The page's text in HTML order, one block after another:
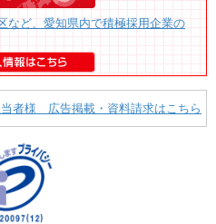
など、愛知県内で積極採用企業の
者様 広告掲載・資料請求はこちら